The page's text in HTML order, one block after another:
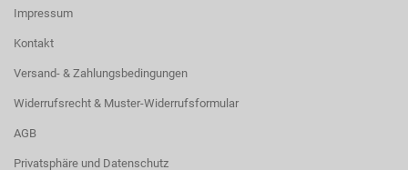
Impressum
Kontakt
Versand- & Zahlungsbedingungen
Widerrufsrecht & Muster-Widerrufsformular
AGB
Privatsphäre und Datenschutz